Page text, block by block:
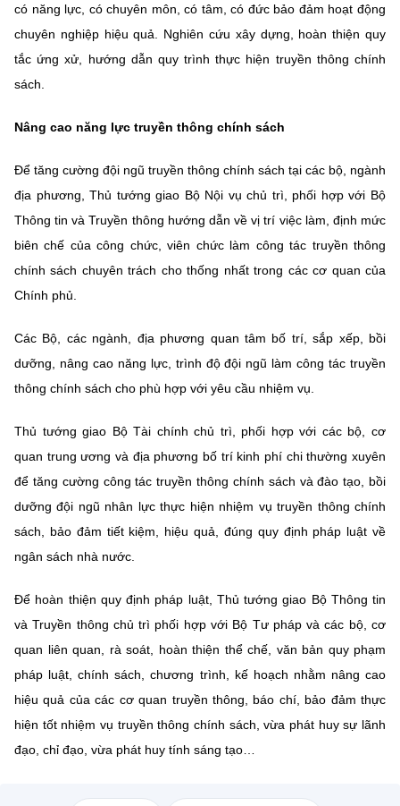
có năng lực, có chuyên môn, có tâm, có đức bảo đảm hoạt động
chuyên nghiệp hiệu quả. Nghiên cứu xây dựng, hoàn thiện quy
tắc ứng xử, hướng dẫn quy trình thực hiện truyền thông chính
sách.
Nâng cao năng lực truyền thông chính sách
Để tăng cường đội ngũ truyền thông chính sách tại các bộ, ngành
địa phương, Thủ tướng giao Bộ Nội vụ chủ trì, phối hợp với Bộ
Thông tin và Truyền thông hướng dẫn về vị trí việc làm, định mức
biên chế của công chức, viên chức làm công tác truyền thông
chính sách chuyên trách cho thống nhất trong các cơ quan của
Chính phủ.
Các Bộ, các ngành, địa phương quan tâm bố trí, sắp xếp, bồi
dưỡng, nâng cao năng lực, trình độ đội ngũ làm công tác truyền
thông chính sách cho phù hợp với yêu cầu nhiệm vụ.
Thủ tướng giao Bộ Tài chính chủ trì, phối hợp với các bộ, cơ
quan trung ương và địa phương bố trí kinh phí chi thường xuyên
để tăng cường công tác truyền thông chính sách và đào tạo, bồi
dưỡng đội ngũ nhân lực thực hiện nhiệm vụ truyền thông chính
sách, bảo đảm tiết kiệm, hiệu quả, đúng quy định pháp luật về
ngân sách nhà nước.
Để hoàn thiện quy định pháp luật, Thủ tướng giao Bộ Thông tin
và Truyền thông chủ trì phối hợp với Bộ Tư pháp và các bộ, cơ
quan liên quan, rà soát, hoàn thiện thể chế, văn bản quy phạm
pháp luật, chính sách, chương trình, kế hoạch nhằm nâng cao
hiệu quả của các cơ quan truyền thông, báo chí, bảo đảm thực
hiện tốt nhiệm vụ truyền thông chính sách, vừa phát huy sự lãnh
đạo, chỉ đạo, vừa phát huy tính sáng tạo…